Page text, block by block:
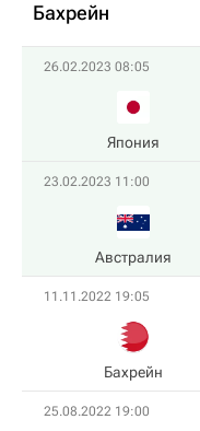
Бахрейн
26.02.2023 08:05
Япония
23.02.2023 11:00
Австралия
11.11.2022 19:05
Бахрейн
25.08.2022 19:00